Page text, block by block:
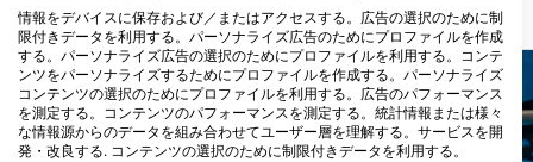
近くのダイブサイト
情報をデバイスに保存および／またはアクセスする。広告の選択のために制
限付きデータを利用する。パーソナライズ広告のためにプロファイルを作成
する。パーソナライズ広告の選択のためにプロファイルを利用する。コンテ
ンツをパーソナライズするためにプロファイルを作成する。パーソナライズ
コンテンツの選択のためにプロファイルを利用する。広告のパフォーマンス
を測定する。コンテンツのパフォーマンスを測定する。統計情報または様々
な情報源からのデータを組み合わせてユーザー層を理解する。サービスを開
発・改良する. コンテンツの選択のために制限付きデータを利用する。